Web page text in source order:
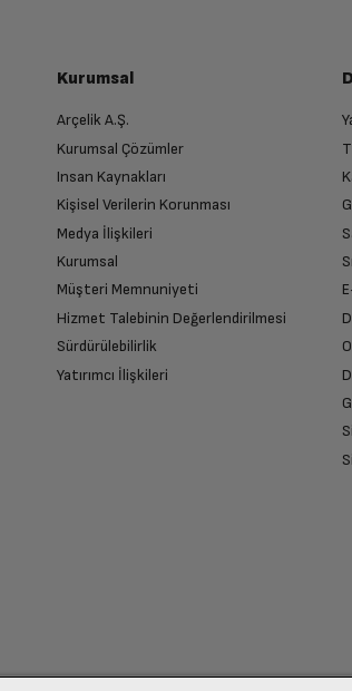
Ürünü Yetkili Servise Teslim Edin
Ürünü eksiksiz ve hasarsız olarak faturası ile birlikte yetkili
İade Talebiniz Onaylansın
Yetkili servis gerekli kontrolleri sağladıktan sonra İade
Kurumsal
Arçelik A.Ş.
Kurumsal Çözümler
Insan Kaynakları
Kişisel Verilerin Korunması
Medya İlişkileri
Kurumsal
Müşteri Memnuniyeti
Hizmet Talebinin Değerlendirilmesi
Sürdürülebilirlik
Yatırımcı İlişkileri